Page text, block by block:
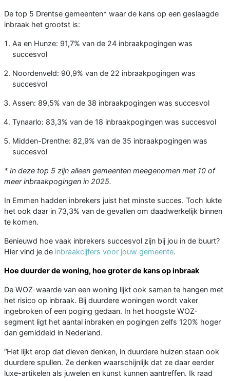
De top 5 Drentse gemeenten* waar de kans op een geslaagde
inbraak het grootst is:
Aa en Hunze: 91,7% van de 24 inbraakpogingen was
succesvol
Noordenveld: 90,9% van de 22 inbraakpogingen was
succesvol
Assen: 89,5% van de 38 inbraakpogingen was succesvol
Tynaarlo: 83,3% van de 18 inbraakpogingen was succesvol
Midden-Drenthe: 82,9% van de 35 inbraakpogingen was
succesvol
* In deze top 5 zijn alleen gemeenten meegenomen met 10 of
meer inbraakpogingen in 2025.
In Emmen hadden inbrekers juist het minste succes. Toch lukte
het ook daar in 73,3% van de gevallen om daadwerkelijk binnen
te komen.
Benieuwd hoe vaak inbrekers succesvol zijn bij jou in de buurt?
Hier vind je de inbraakcijfers voor jouw gemeente.
Hoe duurder de woning, hoe groter de kans op inbraak
De WOZ-waarde van een woning lijkt ook samen te hangen met
het risico op inbraak. Bij duurdere woningen wordt vaker
ingebroken of een poging gedaan. In het hoogste WOZ-
segment ligt het aantal inbraken en pogingen zelfs 120% hoger
dan gemiddeld in Nederland.
“Het lijkt erop dat dieven denken, in duurdere huizen staan ook
duurdere spullen. Ze denken waarschijnlijk dat ze daar eerder
luxe-artikelen als juwelen en kunst kunnen aantreffen. Ik raad